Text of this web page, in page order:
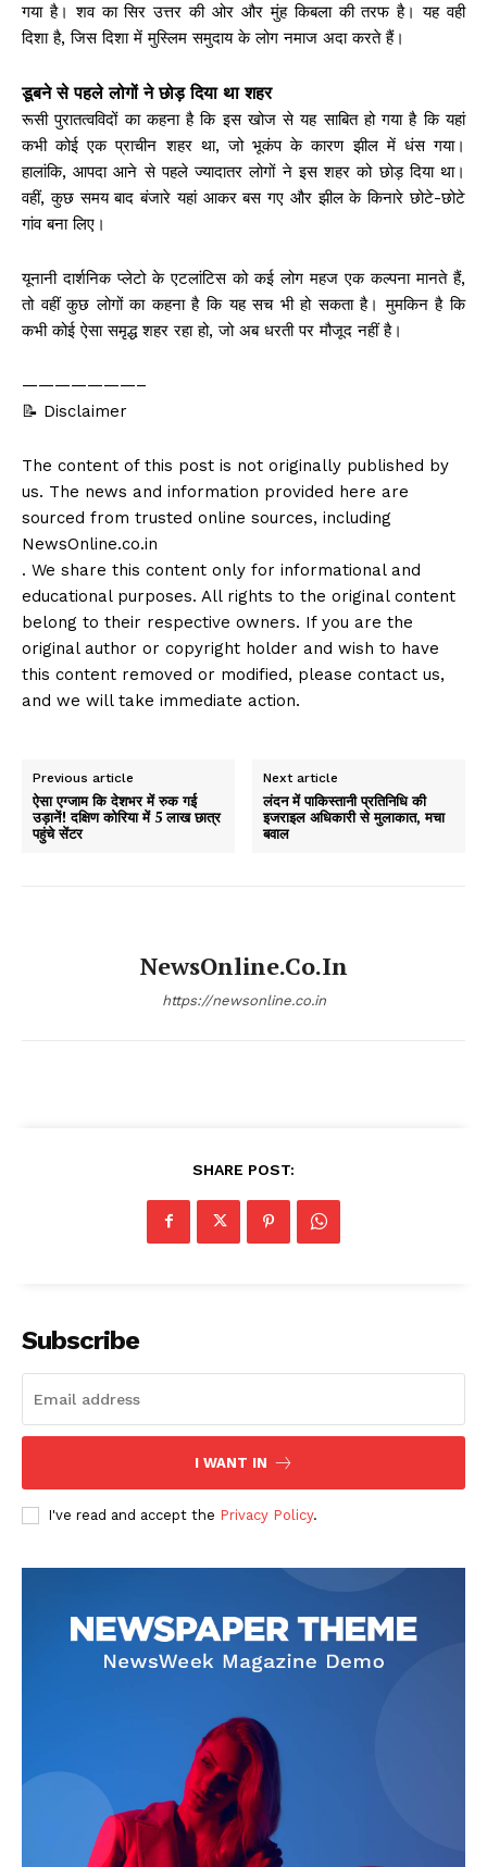
गया है। शव का सिर उत्तर की ओर और मुंह किबला की तरफ है। यह वही
दिशा है, जिस दिशा में मुस्लिम समुदाय के लोग नमाज अदा करते हैं।
डूबने से पहले लोगों ने छोड़ दिया था शहर
रूसी पुरातत्वविदों का कहना है कि इस खोज से यह साबित हो गया है कि यहां
कभी कोई एक प्राचीन शहर था, जो भूकंप के कारण झील में धंस गया।
हालांकि, आपदा आने से पहले ज्यादातर लोगों ने इस शहर को छोड़ दिया था।
वहीं, कुछ समय बाद बंजारे यहां आकर बस गए और झील के किनारे छोटे-छोटे
गांव बना लिए।
यूनानी दार्शनिक प्लेटो के एटलांटिस को कई लोग महज एक कल्पना मानते हैं,
तो वहीं कुछ लोगों का कहना है कि यह सच भी हो सकता है। मुमकिन है कि
कभी कोई ऐसा समृद्ध शहर रहा हो, जो अब धरती पर मौजूद नहीं है।
———————–
📝 Disclaimer
The content of this post is not originally published by
us. The news and information provided here are
sourced from trusted online sources, including
NewsOnline.co.in
. We share this content only for informational and
educational purposes. All rights to the original content
belong to their respective owners. If you are the
original author or copyright holder and wish to have
this content removed or modified, please contact us,
and we will take immediate action.
Previous article
ऐसा एग्जाम कि देशभर में रुक गई
उड़ानें! दक्षिण कोरिया में 5 लाख छात्र
पहुंचे सेंटर
Next article
लंदन में पाकिस्तानी प्रतिनिधि की
इजराइल अधिकारी से मुलाकात, मचा
बवाल
NewsOnline.co.in
https://newsonline.co.in
SHARE POST:
Subscribe
I WANT IN
I've read and accept the Privacy Policy.